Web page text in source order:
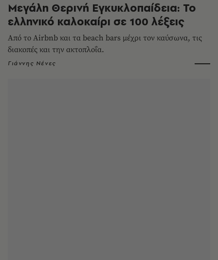
Μεγάλη Θερινή Εγκυκλοπαίδεια: Το
ελληνικό καλοκαίρι σε 100 λέξεις
Από το Airbnb και τα beach bars μέχρι τον καύσωνα, τις
διακοπές και την ακτοπλοΐα.
Γιάννης Νένες